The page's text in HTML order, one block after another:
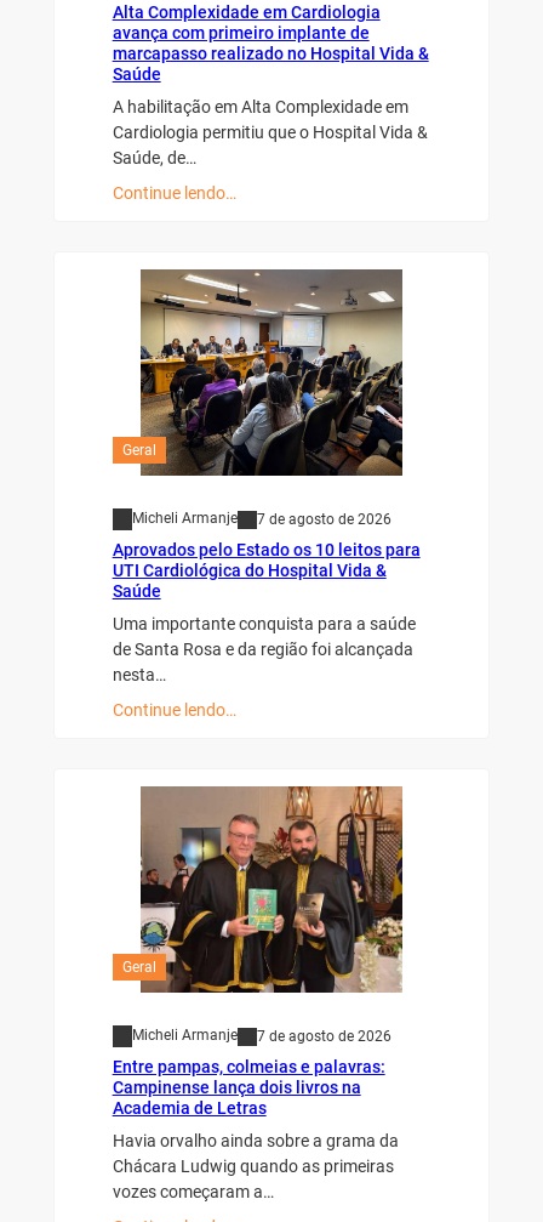
Alta Complexidade em Cardiologia
avança com primeiro implante de
marcapasso realizado no Hospital Vida &
Saúde
A habilitação em Alta Complexidade em
Cardiologia permitiu que o Hospital Vida &
Saúde, de…
Continue lendo…
Geral
Micheli Armanje 7 de agosto de 2026
Aprovados pelo Estado os 10 leitos para
UTI Cardiológica do Hospital Vida &
Saúde
Uma importante conquista para a saúde
de Santa Rosa e da região foi alcançada
nesta…
Continue lendo…
Geral
Micheli Armanje 7 de agosto de 2026
Entre pampas, colmeias e palavras:
Campinense lança dois livros na
Academia de Letras
Havia orvalho ainda sobre a grama da
Chácara Ludwig quando as primeiras
vozes começaram a…